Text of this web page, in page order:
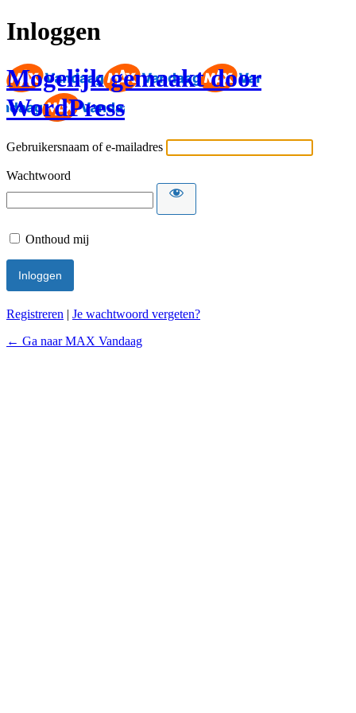
Inloggen
Mogelijk gemaakt door
WordPress
Gebruikersnaam of e-mailadres
Wachtwoord
Onthoud mij
Registreren | Je wachtwoord vergeten?
← Ga naar MAX Vandaag